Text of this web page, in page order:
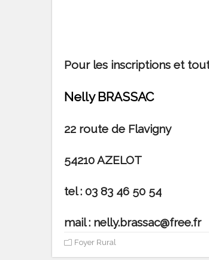
Pour les inscriptions et tout
Nelly BRASSAC
22 route de Flavigny
54210 AZELOT
tel : 03 83 46 50 54
mail : nelly.brassac@free.fr
Foyer Rural